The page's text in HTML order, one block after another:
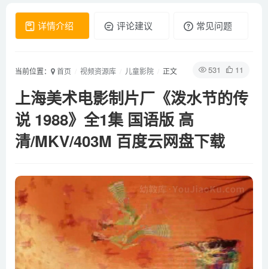
详情介绍 评论建议 常见问题
531 11
当前位置： 首页 视频资源库 儿童影院 正文
上海美术电影制片厂《泼水节的传
说 1988》全1集 国语版 高
清/MKV/403M 百度云网盘下载